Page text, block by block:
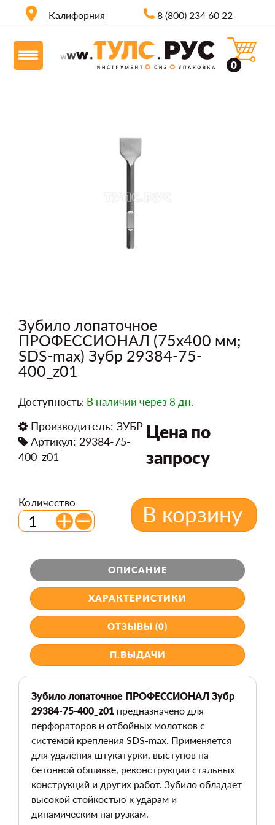
Калифорния 8 (800) 234 60 22
0
Зубило лопаточное
ПРОФЕССИОНАЛ (75х400 мм;
SDS-max) Зубр 29384-75-
400_z01
Доступность: В наличии через 8 дн.
Производитель: ЗУБР
Артикул: 29384-75-
400_z01
Цена по
запросу
Количество В корзину
ОПИСАНИЕ
ХАРАКТЕРИСТИКИ
ОТЗЫВЫ (0)
П.ВЫДАЧИ
Зубило лопаточное ПРОФЕССИОНАЛ Зубр
29384-75-400_z01 предназначено для
перфораторов и отбойных молотков с
системой крепления SDS-max. Применяется
для удаления штукатурки, выступов на
бетонной обшивке, реконструкции стальных
конструкций и других работ. Зубило обладает
высокой стойкостью к ударам и
динамическим нагрузкам.